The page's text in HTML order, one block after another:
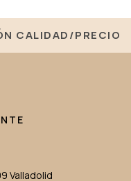
CALIDAD/PRECIO
Valladolid